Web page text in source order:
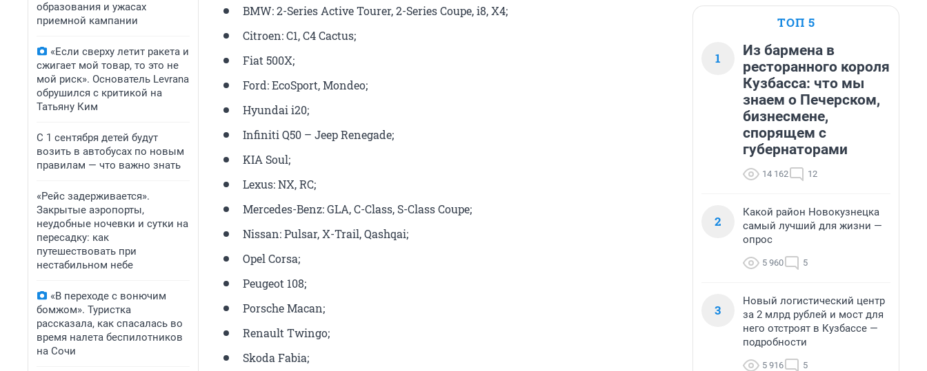
образования и ужасах
приемной кампании
«Если сверху летит ракета и
сжигает мой товар, то это не
мой риск». Основатель Levrana
обрушился с критикой на
Татьяну Ким
С 1 сентября детей будут
возить в автобусах по новым
правилам — что важно знать
«Рейс задерживается».
Закрытые аэропорты,
неудобные ночевки и сутки на
пересадку: как
путешествовать при
нестабильном небе
«В переходе с вонючим
бомжом». Туристка
рассказала, как спасалась во
время налета беспилотников
на Сочи
BMW: 2-Series Active Tourer, 2-Series Coupe, i8, X4;
Citroen: С1, С4 Cactus;
Fiat 500X;
Ford: EcoSport, Mondeo;
Hyundai i20;
Infiniti Q50 – Jeep Renegade;
KIA Soul;
Lexus: NX, RC;
Mercedes-Benz: GLA, C-Class, S-Class Coupe;
Nissan: Pulsar, X-Trail, Qashqai;
Opel Corsa;
Peugeot 108;
Porsche Macan;
Renault Twingo;
Skoda Fabia;
ТОП 5
1
Из бармена в
ресторанного короля
Кузбасса: что мы
знаем о Печерском,
бизнесмене,
спорящем с
губернаторами
14 162 12
2
Какой район Новокузнецка
самый лучший для жизни —
опрос
5 960 5
3
Новый логистический центр
за 2 млрд рублей и мост для
него отстроят в Кузбассе —
подробности
5 916 5